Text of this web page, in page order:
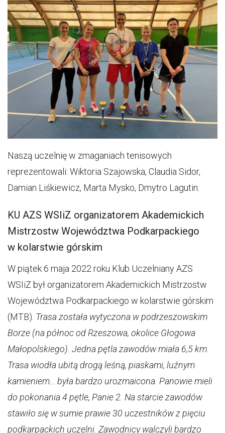
Naszą uczelnię w zmaganiach tenisowych
reprezentowali: Wiktoria Szajowska, Claudia Sidor,
Damian Liśkiewicz, Marta Mysko, Dmytro Lagutin.
KU AZS WSIiZ organizatorem Akademickich
Mistrzostw Województwa Podkarpackiego
w kolarstwie górskim
W piątek 6 maja 2022 roku Klub Uczelniany AZS
WSIiZ był organizatorem Akademickich Mistrzostw
Województwa Podkarpackiego w kolarstwie górskim
(MTB). Trasa została wytyczona w podrzeszowskim
Borze (na północ od Rzeszowa, okolice Głogowa
Małopolskiego). Jedna pętla zawodów miała 6,5 km.
Trasa wiodła ubitą drogą leśną, piaskami, luźnym
kamieniem… była bardzo urozmaicona. Panowie mieli
do pokonania 4 pętle, Panie 2. Na starcie zawodów
stawiło się w sumie prawie 30 uczestników z pięciu
podkarpackich uczelni. Zawodnicy walczyli bardzo